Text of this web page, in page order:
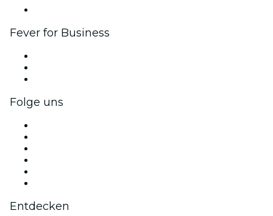
Fever for Business
Folge uns
Entdecken